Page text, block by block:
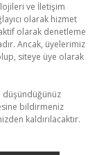
ve İletişim
olarak hizmet
olarak denetleme
Ancak, üyelerimiz
siteye üye olarak
düşündüğünüz
bildirmeniz
kaldırılacaktır.